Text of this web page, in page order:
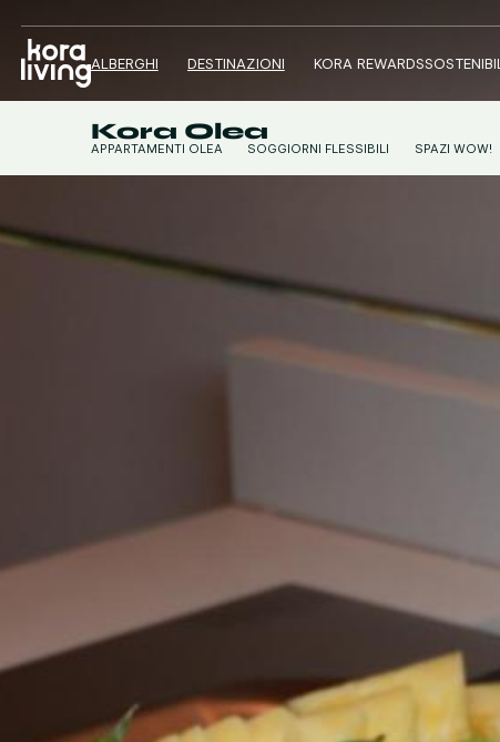
ALBERGHI DESTINAZIONI KORA REWARDS
Kora Olea
APPARTAMENTI OLEA SOGGIORNI FLESSIBILI SPAZI WOW!